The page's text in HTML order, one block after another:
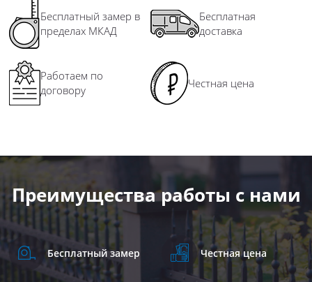
Бесплатный замер в
пределах МКАД
Бесплатная
доставка
Работаем по
договору
Честная цена
Преимущества работы с нами
Бесплатный замер Честная цена